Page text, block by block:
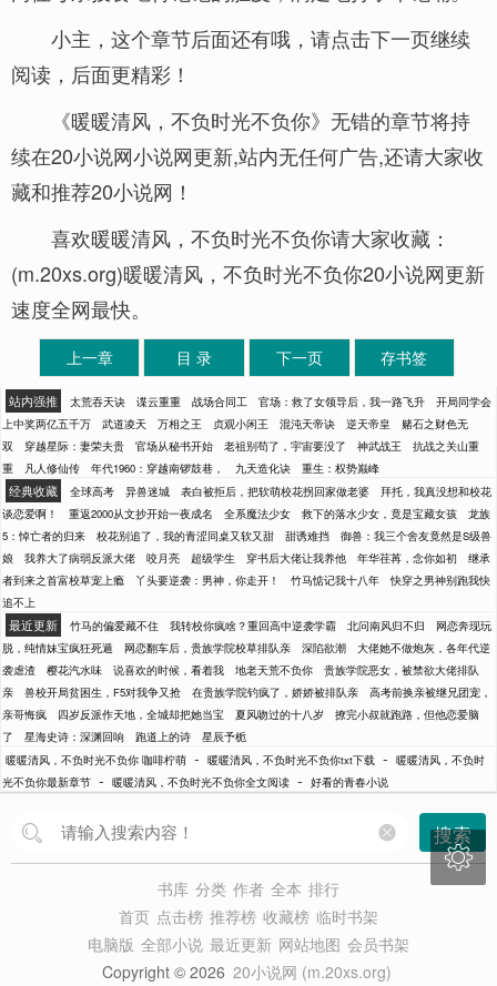
小主，这个章节后面还有哦，请点击下一页继续
阅读，后面更精彩！
《暖暖清风，不负时光不负你》无错的章节将持
续在20小说网小说网更新,站内无任何广告,还请大家收
藏和推荐20小说网！
喜欢暖暖清风，不负时光不负你请大家收藏：
(m.20xs.org)暖暖清风，不负时光不负你20小说网更新
速度全网最快。
上一章 目 录 下一页 存书签
站内强推 太荒吞天诀 谍云重重 战场合同工 官场：救了女领导后，我一路飞升
开局同学会
上中奖两亿五千万
武道凌天 万相之王 贞观小闲王 混沌天帝诀 逆天帝皇
赌石之财色无
双
穿越星际：妻荣夫贵 官场从秘书开始 老祖别苟了，宇宙要没了 神武战王
抗战之关山重
重
凡人修仙传 年代1960：穿越南锣鼓巷， 九天造化诀 重生：权势巅峰
经典收藏 全球高考 异兽迷城 表白被拒后，把软萌校花拐回家做老婆
拜托，我真没想和校花
谈恋爱啊！
重返2000从文抄开始一夜成名 全系魔法少女 救下的落水少女，竟是宝藏女孩
龙族
5：悼亡者的归来
校花别追了，我的青涩同桌又软又甜 甜诱难挡
御兽：我三个舍友竟然是S级兽
娘
我养大了病弱反派大佬 咬月亮 超级学生 穿书后大佬让我养他 年华荏苒，念你如初
继承
者到来之首富校草宠上瘾
丫头要逆袭：男神，你走开！ 竹马惦记我十八年
快穿之男神别跑我快
追不上
最近更新 竹马的偏爱藏不住 我转校你疯啥？重回高中逆袭学霸 北问南风归不归
网恋奔现玩
脱，纯情妹宝疯狂死遁
网恋翻车后，贵族学院校草排队亲 深陷欲潮
大佬她不做炮灰，各年代逆
袭虐渣
樱花汽水味 说喜欢的时候，看着我 地老天荒不负你
贵族学院恶女，被禁欲大佬排队
亲
兽校开局贫困生，F5对我争又抢 在贵族学院钓疯了，娇娇被排队亲
高考前换亲被继兄团宠，
亲哥悔疯
四岁反派作天地，全城却把她当宝 夏风吻过的十八岁
撩完小叔就跑路，但他恋爱脑
了
星海史诗：深渊回响 跑道上的诗
星辰予栀
暖暖清风，不负时光不负你 咖啡柠萌 - 暖暖清风，不负时光不负你txt下载 - 暖暖清风，不负时
光不负你最新章节 - 暖暖清风，不负时光不负你全文阅读 - 好看的青春小说
搜索
书库 分类 作者 全本 排行
首页 点击榜 推荐榜 收藏榜 临时书架
电脑版 全部小说 最近更新 网站地图 会员书架
Copyright © 2026 20小说网 (m.20xs.org)
